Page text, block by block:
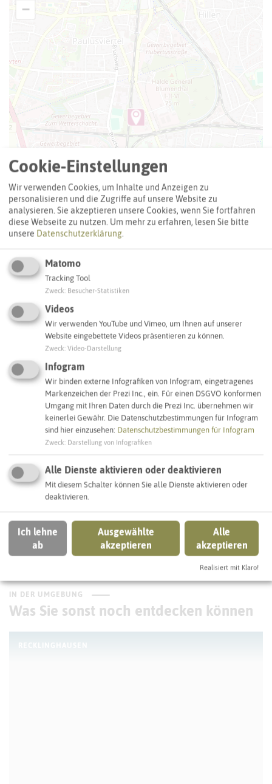
−
Adresse:
Blumenthal Teilfläche C
Herner Straße
45659 Recklinghausen
Webseite
Interaktive Karte
SCHLAGWORTE
So ordnen wir dieses Objekt ein
Recklinghausen
IN DER UMGEBUNG
Was Sie sonst noch entdecken können
Cookie-Einstellungen
Wir verwenden Cookies, um Inhalte und Anzeigen zu
personalisieren und die Zugriffe auf unsere Website zu
analysieren. Sie akzeptieren unsere Cookies, wenn Sie fortfahren
diese Webseite zu nutzen. Um mehr zu erfahren, lesen Sie bitte
unsere Datenschutzerklärung.
Matomo
Tracking Tool
Zweck Besucher-Statistiken
Videos
Wir verwenden YouTube und Vimeo, um Ihnen auf unserer
Website eingebettete Videos präsentieren zu können.
Zweck Video-Darstellung
Infogram
Wir binden externe Infografiken von Infogram, eingetragenes
Markenzeichen der Prezi Inc., ein. Für einen DSGVO konformen
Umgang mit Ihren Daten durch die Prezi Inc. übernehmen wir
keinerlei Gewähr. Die Datenschutzbestimmungen für Infogram
sind hier einzusehen: Datenschutzbestimmungen für Infogram
Zweck Darstellung von Infografiken
Alle Dienste aktivieren oder deaktivieren
Mit diesem Schalter können Sie alle Dienste aktivieren oder
deaktivieren.
Ich lehne
ab
Ausgewählte
akzeptieren
Alle
akzeptieren
Realisiert mit Klaro!